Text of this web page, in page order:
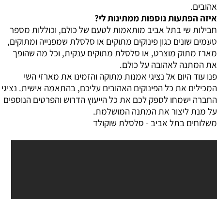
אהובים.
איזה הפתעות נוספות ממתינות לי?
חבילות שי בתל אביב מותאמות לטעם של כולם, וכוללות מספר
טעמים שונים כגון פינוקים מתוקים או סלסלת שמפנייה ומתוקים,
מארז מתוק מוצרט, או סלסלת מתוקים ענקית, וכל מה שהופך
את המתנה לאהובה על כולם.
פנו עוד היום אל נציגי אמנות מתוקה והזמינו את מארזי השי
המכילים את כל הפינוקים האהובים עליכם, בהתאמה אישית. נציגי
החברה ישמחו לספק לכם את כל הייעוץ הדרוש והפרטים הנוספים
על מנת ליצור את המתנה המושלמת.
משלוחים בתל אביב - סלסלת שוקולד